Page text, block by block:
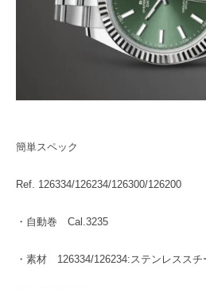
簡単スペック
Ref. 126334/126234/126300/126200
・自動巻 Cal.3235
・素材 126334/126234:ステンレスス